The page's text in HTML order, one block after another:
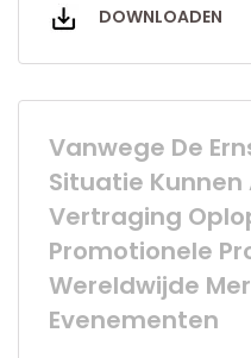
DOWNLOADEN
Vanwege De
Situatie Kunnen
Vertraging
Promotionele
Wereldwijde
Evenementen